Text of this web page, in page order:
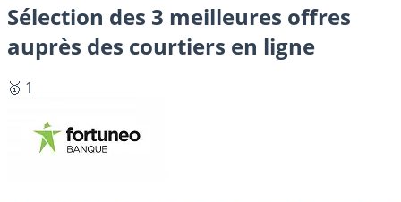
Sélection des 3 meilleures offres
auprès des courtiers en ligne
🥇 1